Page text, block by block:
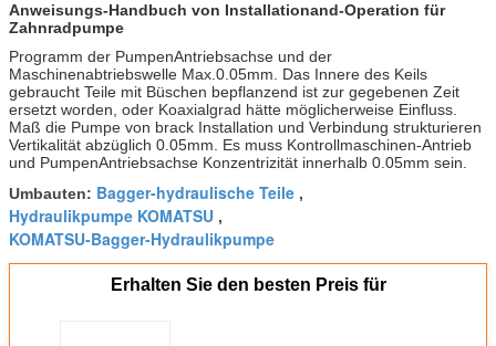
Anweisungs-Handbuch von Installationand-Operation für
Zahnradpumpe
Programm der PumpenAntriebsachse und der
Maschinenabtriebswelle Max.0.05mm. Das Innere des Keils
gebraucht Teile mit Büschen bepflanzend ist zur gegebenen Zeit
ersetzt worden, oder Koaxialgrad hätte möglicherweise Einfluss.
Maß die Pumpe von brack Installation und Verbindung strukturieren
Vertikalität abzüglich 0.05mm. Es muss Kontrollmaschinen-Antrieb
und PumpenAntriebsachse Konzentrizität innerhalb 0.05mm sein.
Umbauten: Bagger-hydraulische Teile ,
Hydraulikpumpe KOMATSU ,
KOMATSU-Bagger-Hydraulikpumpe
Erhalten Sie den besten Preis für